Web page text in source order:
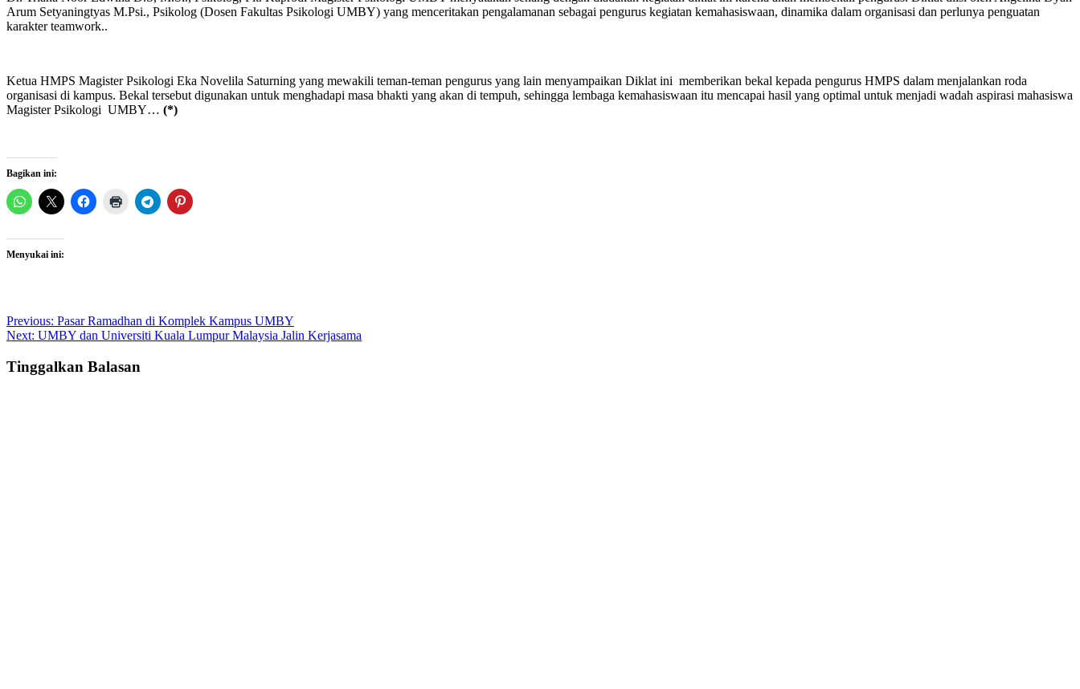
Arum Setyaningtyas M.Psi., Psikolog (Dosen Fakultas Psikologi UMBY) yang menceritakan pengalamanan sebagai pengurus kegiatan kemahasiswaan, dinamika dalam organisasi dan perlunya penguatan
karakter teamwork..
Ketua HMPS Magister Psikologi Eka Novelila Saturning yang mewakili teman-teman pengurus yang lain menyampaikan Diklat ini memberikan bekal kepada pengurus HMPS dalam menjalankan roda
organisasi di kampus. Bekal tersebut digunakan untuk menghadapi masa bhakti yang akan di tempuh, sehingga lembaga kemahasiswaan itu mencapai hasil yang optimal untuk menjadi wadah aspirasi mahasiswa
Magister Psikologi UMBY… (*)
Bagikan ini:
Menyukai ini:
Post
navigation
Previous: Pasar Ramadhan di Komplek Kampus UMBY
Next: UMBY dan Universiti Kuala Lumpur Malaysia Jalin Kerjasama
Tinggalkan Balasan